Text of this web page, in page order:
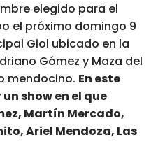
elegido para el
el próximo domingo 9
Giol ubicado en la
Gómez y Maza del
mendocino. En este
show en el que
Martín Mercado,
Ariel Mendoza, Las